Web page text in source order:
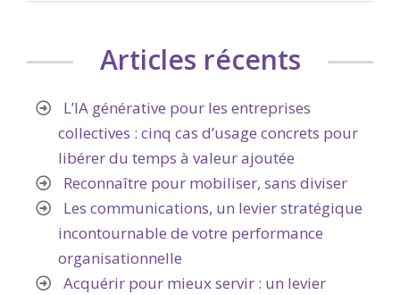
Articles récents
L’IA générative pour les entreprises
collectives : cinq cas d’usage concrets pour
libérer du temps à valeur ajoutée
Reconnaître pour mobiliser, sans diviser
Les communications, un levier stratégique
incontournable de votre performance
organisationnelle
Acquérir pour mieux servir : un levier